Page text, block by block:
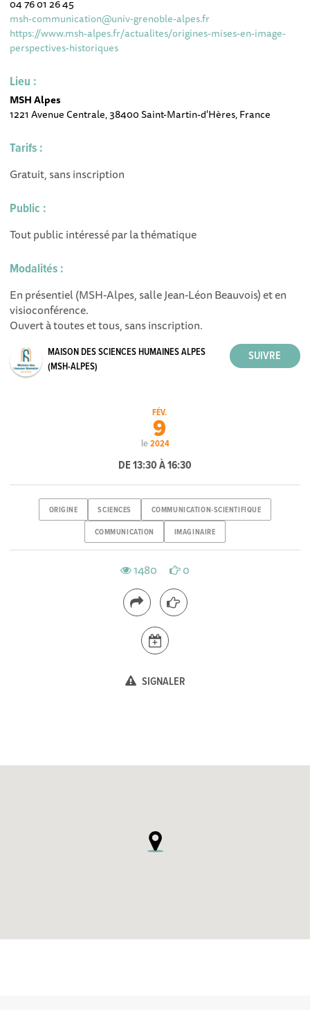
04 76 01 26 45
msh-communication@univ-grenoble-alpes.fr
https://www.msh-alpes.fr/actualites/origines-mises-en-image-
perspectives-historiques
Lieu :
MSH Alpes
1221 Avenue Centrale, 38400 Saint-Martin-d'Hères, France
Tarifs :
Gratuit, sans inscription
Public :
Tout public intéressé par la thématique
Modalités :
En présentiel (MSH-Alpes, salle Jean-Léon Beauvois) et en
visioconférence.
Ouvert à toutes et tous, sans inscription.
MAISON DES SCIENCES HUMAINES ALPES
(MSH-ALPES)
le
FÉV.
9
2024
DE 13:30 À 16:30
ORIGINE SCIENCES COMMUNICATION-SCIENTIFIQUE
COMMUNICATION IMAGINAIRE
1480 0
SIGNALER